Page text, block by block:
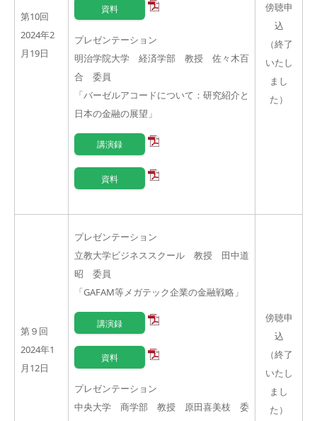
第10回
2024年2
月19日
資料
プレゼンテーション
明治学院大学 経済学部 教授 佐々木百
合 委員
「バーゼルアコードについて：研究紹介と
日本の金融の展望」
講演録
資料
傍聴申
込
（終了
いたし
まし
た）
第９回
2024年1
月12日
プレゼンテーション
立教大学ビジネススクール 教授 田中道
昭 委員
「GAFAM等メガテック企業の金融戦略」
講演録
資料
プレゼンテーション
中央大学 商学部 教授 原田喜美枝 委
傍聴申
込
（終了
いたし
まし
た）